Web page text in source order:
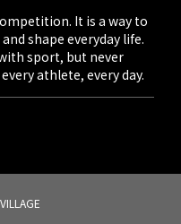
It is a way to
shape everyday life.
sport, but never
athlete, every day.